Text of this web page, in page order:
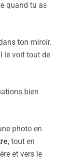
quand tu as
ton miroir.
le voit tout de
bien
photo en
, tout en
et vers le